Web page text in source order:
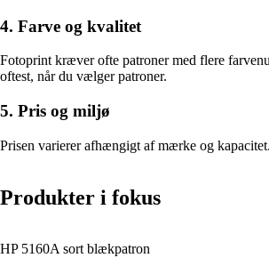
4. Farve og kvalitet
Fotoprint kræver ofte patroner med flere
oftest, når du vælger patroner.
5. Pris og miljø
Prisen varierer afhængigt af mærke og
Produkter i fokus
HP 5160A sort blækpatron